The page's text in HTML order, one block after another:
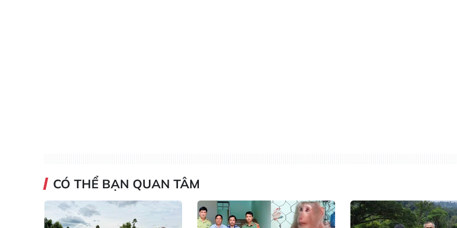
CÓ THỂ BẠN QUAN TÂM